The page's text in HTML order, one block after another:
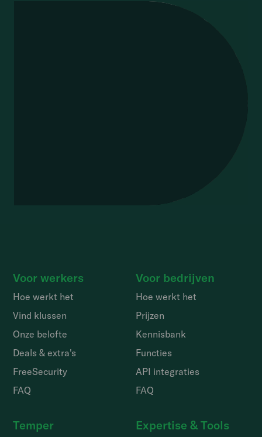
Voor werkers
Hoe werkt het
Vind klussen
Onze belofte
Deals & extra's
FreeSecurity
FAQ
Temper
Voor bedrijven
Hoe werkt het
Prijzen
Kennisbank
Functies
API integraties
FAQ
Expertise & Tools